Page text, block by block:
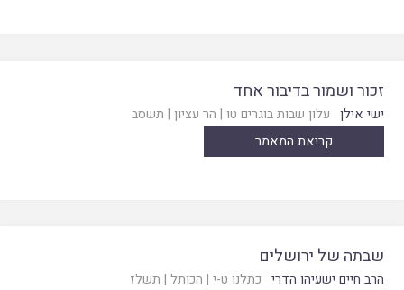
זכור ושמור בדיבור אחד
ישי אילן עלון שבות בוגרים טו | הר עציון | תשסב
קריאת המאמר
שבתה של ירושלים
הרב חיים ישעיהו הדרי כתלנו ט-י | הכותל | תשלז